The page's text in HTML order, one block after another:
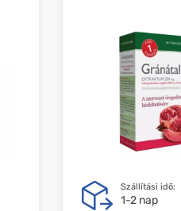
Szállítási idő:
1-2 nap